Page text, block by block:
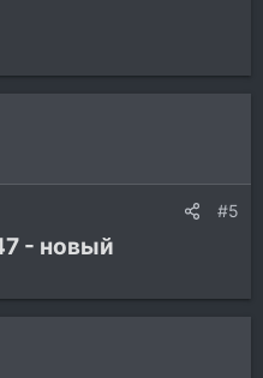
#5
- новый​